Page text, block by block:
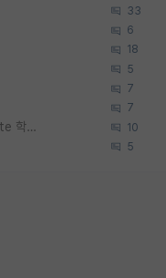
33
6
18
5
7
7
우리나라도 학구 열풍보면 Higher Doctorate 학위가 필요하다고 봅니다. 10
5